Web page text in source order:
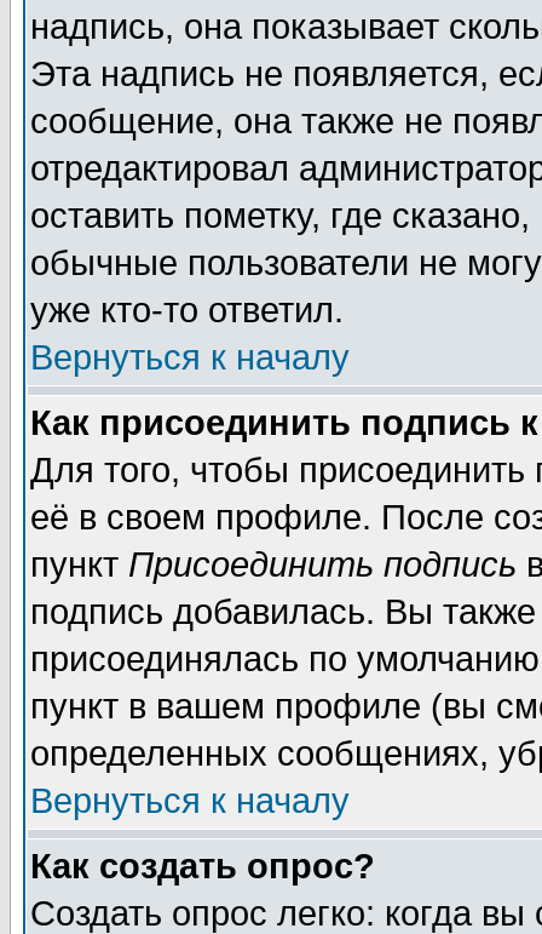
надпись, она показывает
Эта надпись не появляется,
сообщение, она также не
отредактировал
оставить пометку, где
обычные пользователи не
уже кто-то ответил.
Вернуться к началу
Как присоединить подпись
Для того, чтобы
её в своем профиле. После
пункт Присоединить подпись
подпись добавилась. Вы
присоединялась по
пункт в вашем профиле (вы
определенных сообщениях,
Вернуться к началу
Как создать опрос?
Создать опрос легко: когда